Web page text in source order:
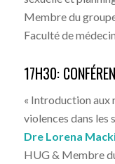
Membre du
Faculté de
17H30:
« Introduction aux
violences dans les
Dre Lorena
HUG & Membre